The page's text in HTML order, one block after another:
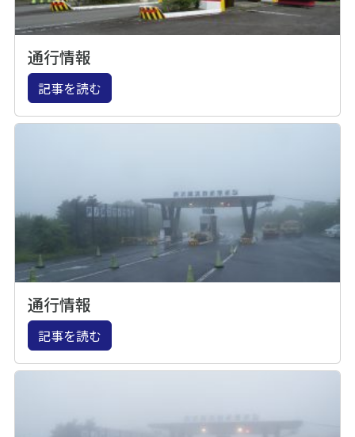
通行情報
記事を読む
通行情報
記事を読む